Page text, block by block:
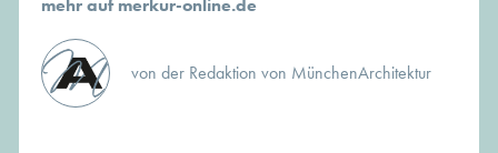
mehr auf merkur-online.de
von der Redaktion von MünchenArchitektur